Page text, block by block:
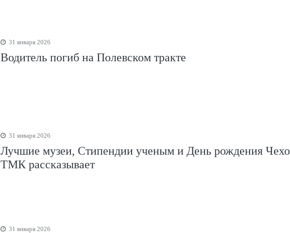
31 января 2026
Водитель погиб на Полевском тракте
31 января 2026
Лучшие музеи, Стипендии ученым и День рождения
ТМК рассказывает
31 января 2026